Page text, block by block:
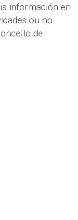
información en
ou no
de